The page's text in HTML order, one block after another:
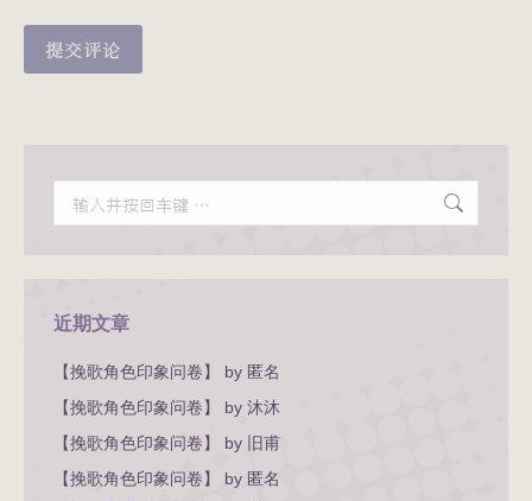
提交评论
Search:
近期文章
【挽歌角色印象问卷】 by 匿名
【挽歌角色印象问卷】 by 沐沐
【挽歌角色印象问卷】 by 旧甫
【挽歌角色印象问卷】 by 匿名